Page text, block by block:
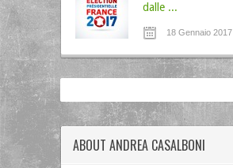
dalle ...
18 Gennaio 2017
ABOUT ANDREA CASALBONI